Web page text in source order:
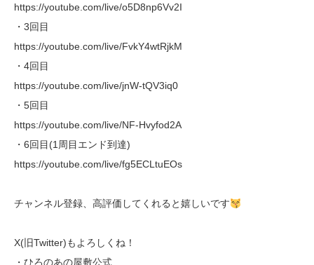
https://youtube.com/live/o5D8np6Vv2I
・3回目
https://youtube.com/live/FvkY4wtRjkM
・4回目
https://youtube.com/live/jnW-tQV3iq0
・5回目
https://youtube.com/live/NF-Hvyfod2A
・6回目(1周目エンド到達)
https://youtube.com/live/fg5ECLtuEOs
チャンネル登録、高評価してくれると嬉しいです
X(旧Twitter)もよろしくね！
・ひろのあの屋敷公式